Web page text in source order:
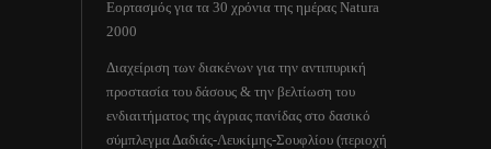
Εορτασμός για τα 30 χρόνια της ημέρας Natura
2000
Διαχείριση των διακένων για την αντιπυρική
προστασία του δάσους & την βελτίωση του
ενδιαιτήματος της άγριας πανίδας στο δασικό
σύμπλεγμα Δαδιάς-Λευκίμης-Σουφλίου (περιοχή